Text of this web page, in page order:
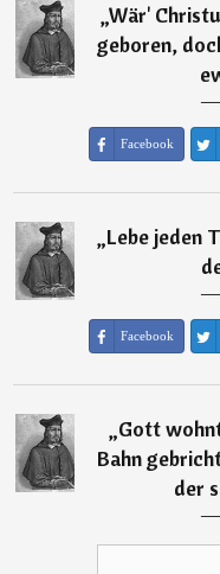
„Wär'
geboren,
Facebook
„Lebe jeden
Facebook
„Gott
Bahn
der